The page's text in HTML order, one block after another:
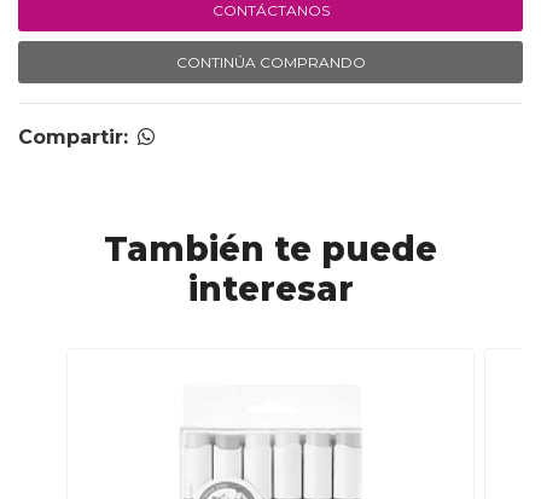
CONTÁCTANOS
CONTINÚA COMPRANDO
Compartir:
También te puede
interesar